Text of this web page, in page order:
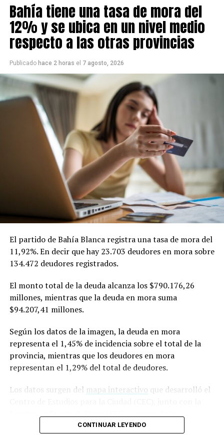
Bahía tiene una tasa de mora del
12% y se ubica en un nivel medio
respecto a las otras provincias
Publicado hace 2 horas el 7 agosto, 2026
El partido de Bahía Blanca registra una tasa de mora del
11,92%. En decir que hay 23.703 deudores en mora sobre
134.472 deudores registrados.
El monto total de la deuda alcanza los $790.176,26
millones, mientras que la deuda en mora suma
$94.207,41 millones.
Según los datos de la imagen, la deuda en mora
representa el 1,45% de incidencia sobre el total de la
provincia, mientras que los deudores en mora
representan el 1,29% del total de deudores.
Los datos surgen del mapa interactivo que desarrolló el
información de la Central de Deudores del Banco
CONTINUAR LEYENDO